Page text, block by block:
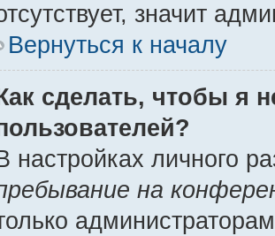
значит
Вернуться к началу
сделать, чтобы я
настройках личного
на